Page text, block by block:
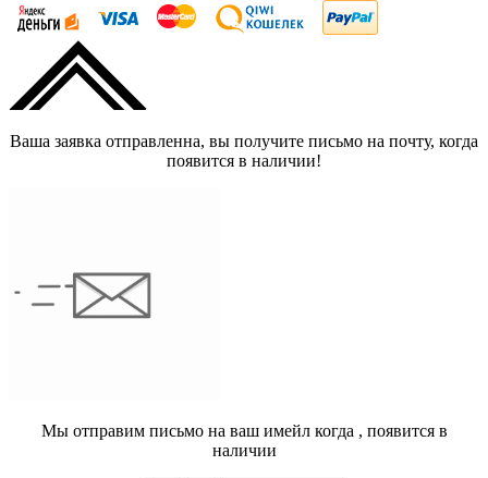
Ваша заявка отправленна, вы получите письмо на почту, когда
появится в наличии!
Мы отправим письмо на ваш имейл когда , появится в
наличии